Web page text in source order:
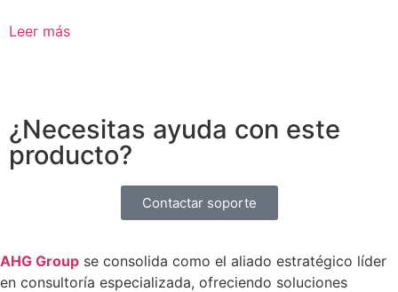
Leer más
¿Necesitas ayuda con este
producto?
Contactar soporte
AHG Group se consolida como el aliado estratégico líder
en consultoría especializada, ofreciendo soluciones